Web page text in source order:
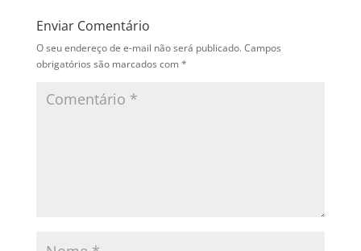
Enviar Comentário
O seu endereço de e-mail não será publicado.Campos
obrigatórios são marcados com *